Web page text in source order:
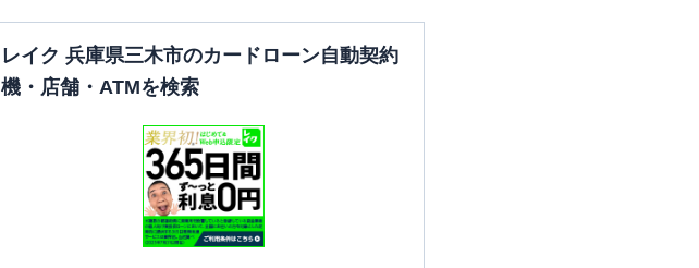
レイク 兵庫県三木市のカードローン自動契約
機・店舗・ATMを検索